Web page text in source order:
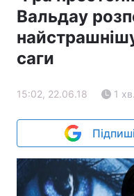
Вальдау
саги
15:02, 22.06.18 1 хв.